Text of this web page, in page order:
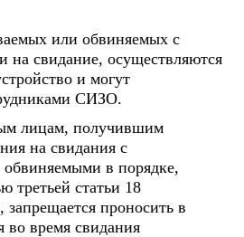
или обвиняемых с
свидание, осуществляются
и могут
СИЗО.
лицам, получившим
на свидания с
в порядке,
третьей статьи 18
запрещается проносить в
во время свидания